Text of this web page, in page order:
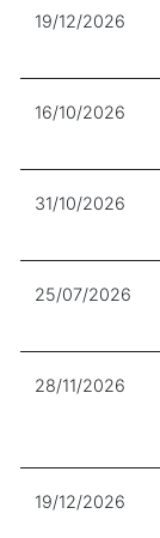
19/12/2026
16/10/2026
31/10/2026
25/07/2026
28/11/2026
19/12/2026